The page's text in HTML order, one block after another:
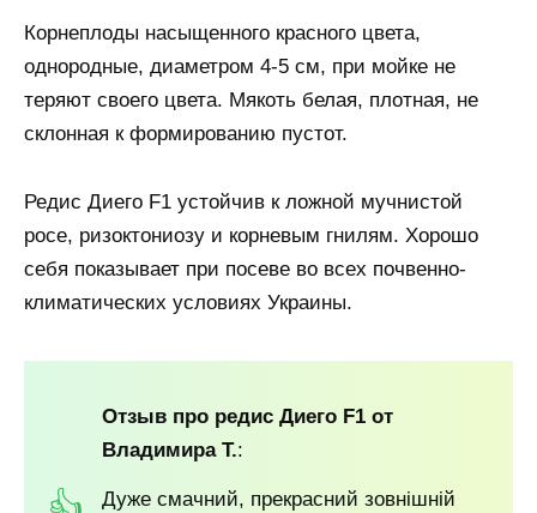
Корнеплоды насыщенного красного цвета,
однородные, диаметром 4-5 см, при мойке не
теряют своего цвета. Мякоть белая, плотная, не
склонная к формированию пустот.
Редис Диего F1 устойчив к ложной мучнистой
росе, ризоктониозу и корневым гнилям. Хорошо
себя показывает при посеве во всех почвенно-
климатических условиях Украины.
Отзыв про редис Диего F1 от
Владимира Т.:
Дуже смачний, прекрасний зовнішній